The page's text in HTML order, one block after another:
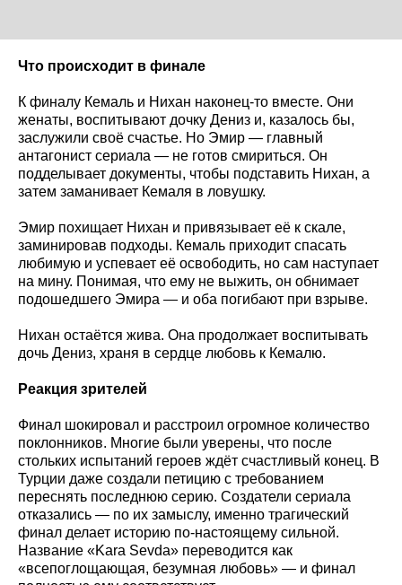
Что происходит в финале
К финалу Кемаль и Нихан наконец-то вместе. Они
женаты, воспитывают дочку Дениз и, казалось бы,
заслужили своё счастье. Но Эмир — главный
антагонист сериала — не готов смириться. Он
подделывает документы, чтобы подставить Нихан, а
затем заманивает Кемаля в ловушку.
Эмир похищает Нихан и привязывает её к скале,
заминировав подходы. Кемаль приходит спасать
любимую и успевает её освободить, но сам наступает
на мину. Понимая, что ему не выжить, он обнимает
подошедшего Эмира — и оба погибают при взрыве.
Нихан остаётся жива. Она продолжает воспитывать
дочь Дениз, храня в сердце любовь к Кемалю.
Реакция зрителей
Финал шокировал и расстроил огромное количество
поклонников. Многие были уверены, что после
стольких испытаний героев ждёт счастливый конец. В
Турции даже создали петицию с требованием
переснять последнюю серию. Создатели сериала
отказались — по их замыслу, именно трагический
финал делает историю по-настоящему сильной.
Название «Kara Sevda» переводится как
«всепоглощающая, безумная любовь» — и финал